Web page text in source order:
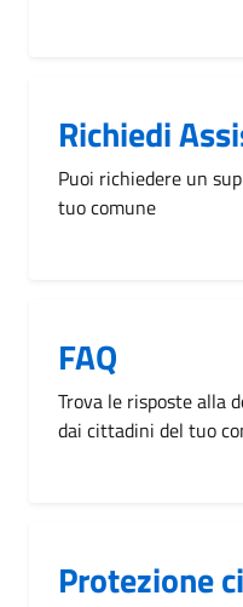
Richiedi
Puoi richiedere un
tuo comune
FAQ
Trova le risposte alla
dai cittadini del tuo
Protezione